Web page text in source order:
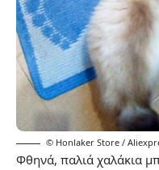
© Honlaker Store /
Φθηνά, παλιά χαλάκια